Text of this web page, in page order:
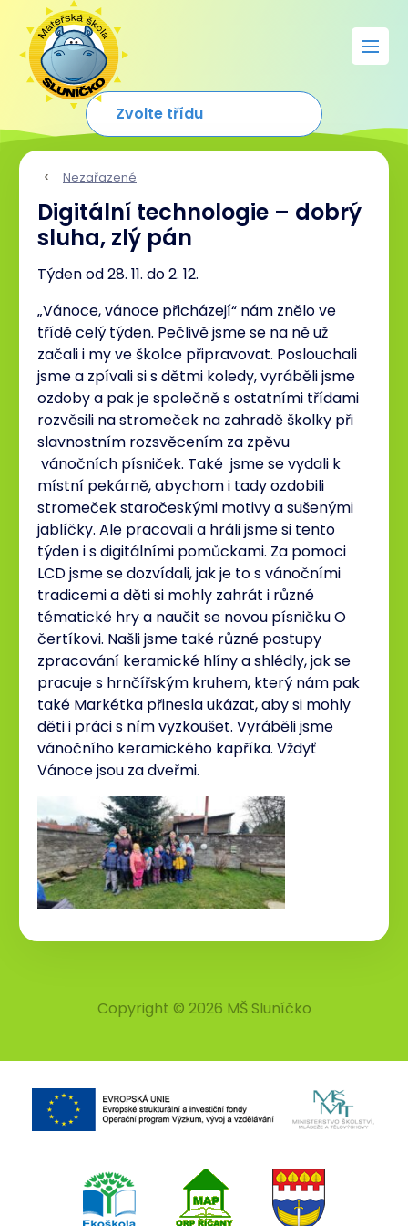
Nezařazené
Digitální technologie – dobrý
sluha, zlý pán
Týden od 28. 11. do 2. 12.
„Vánoce, vánoce přicházejí“ nám znělo ve
třídě celý týden. Pečlivě jsme se na ně už
začali i my ve školce připravovat. Poslouchali
jsme a zpívali si s dětmi koledy, vyráběli jsme
ozdoby a pak je společně s ostatními třídami
rozvěsili na stromeček na zahradě školky při
slavnostním rozsvěcením za zpěvu
vánočních písniček. Také jsme se vydali k
místní pekárně, abychom i tady ozdobili
stromeček staročeskými motivy a sušenými
jablíčky. Ale pracovali a hráli jsme si tento
týden i s digitálními pomůckami. Za pomoci
LCD jsme se dozvídali, jak je to s vánočními
tradicemi a děti si mohly zahrát i různé
tématické hry a naučit se novou písničku O
čertíkovi. Našli jsme také různé postupy
zpracování keramické hlíny a shlédly, jak se
pracuje s hrnčířským kruhem, který nám pak
také Markétka přinesla ukázat, aby si mohly
děti i práci s ním vyzkoušet. Vyráběli jsme
vánočního keramického kapříka. Vždyť
Vánoce jsou za dveřmi.
Copyright © 2026 MŠ Sluníčko